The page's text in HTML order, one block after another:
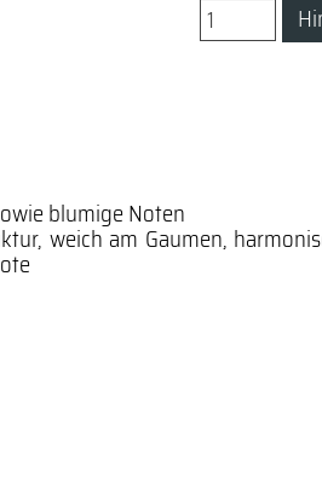
blumige Noten
weich am Gaumen,